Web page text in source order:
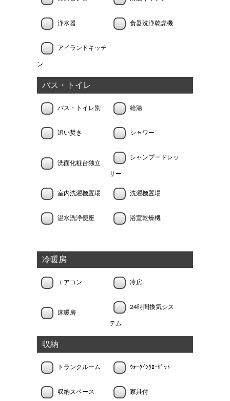
浄水器 食器洗浄乾燥機
アイランドキッチ
ン
バス・トイレ
バス・トイレ別 給湯
追い焚き シャワー
洗面化粧台独立
シャンプードレッ
サー
室内洗濯機置場 洗濯機置場
温水洗浄便座 浴室乾燥機
冷暖房
エアコン 冷房
床暖房
24時間換気シス
テム
収納
トランクルーム ｳｫｰｸｲﾝｸﾛｰｾﾞｯﾄ
収納スペース 家具付